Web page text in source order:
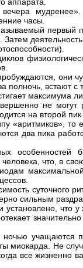
часы.
первый
они
встают с
максимума
не
на второй
«аритмиков»,
два пика
особенностей
что, в
суточного
сильным
что
учащаются
ми­окарда. Не
все